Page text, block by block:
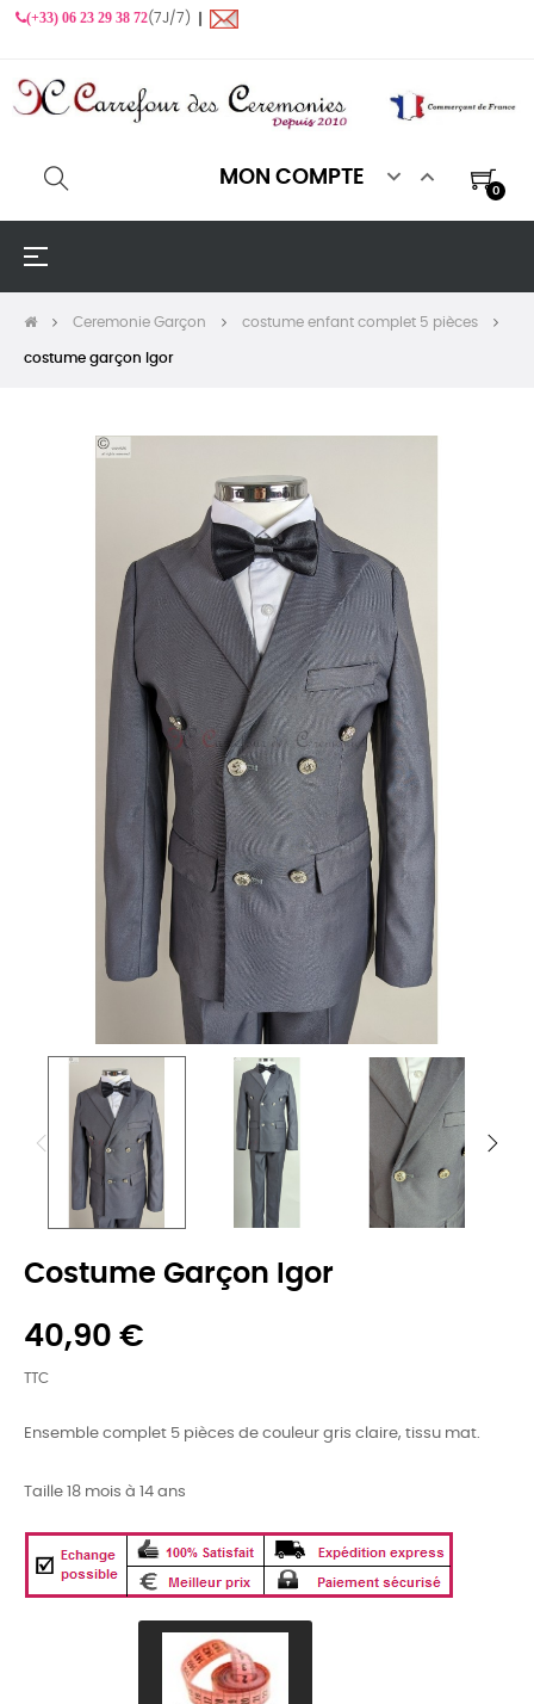
(+33) 06 23 29 38 72(7J/7) ❙
MON COMPTE  
0
Basculer
☰
Ceremonie Garçon costume enfant complet 5 pièces
costume garçon Igor
Costume Garçon Igor
40,90 €
TTC
Ensemble complet 5 pièces de couleur gris claire, tissu mat.
Taille 18 mois à 14 ans